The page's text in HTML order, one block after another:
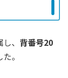
、 背番号20
。